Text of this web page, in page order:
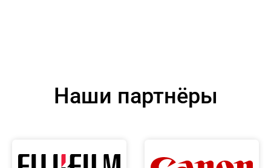
Наши партнёры